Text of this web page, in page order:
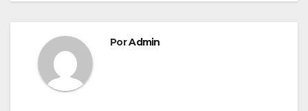
PorAdmin